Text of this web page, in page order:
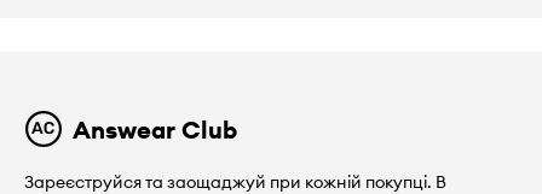
Answear Club
Зареєструйся та заощаджуй при кожній покупці. В